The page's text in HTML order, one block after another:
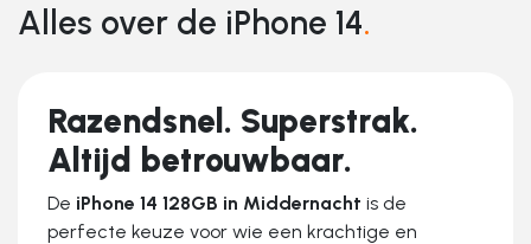
Alles over de iPhone 14.
Razendsnel. Superstrak.
Altijd betrouwbaar.
De iPhone 14 128GB in Middernacht is de
perfecte keuze voor wie een krachtige en